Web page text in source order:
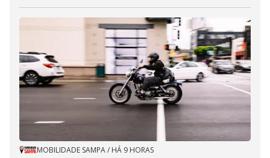
MOBILIDADE SAMPA/ HÁ 9 HORAS